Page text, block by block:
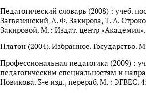
Педагогический словарь (2008) : учеб.
Загвязинский, А. Ф. Закирова, Т. А.
Закировой. М. : Издат. центр «Академия».
Платон (2004). Избранное. Государство.
Профессиональная педагогика (2009) :
педагогическим специальностям и
Новикова. 3-е изд., перераб. М. : ЭГВЕС.